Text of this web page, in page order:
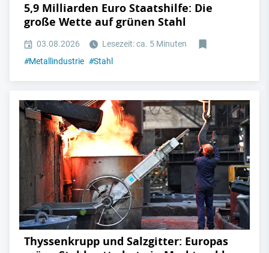
5,9 Milliarden Euro Staatshilfe: Die
große Wette auf grünen Stahl
03.08.2026
Lesezeit: ca. 5 Minuten
#Metallindustrie #Stahl
Thyssenkrupp und Salzgitter: Europas